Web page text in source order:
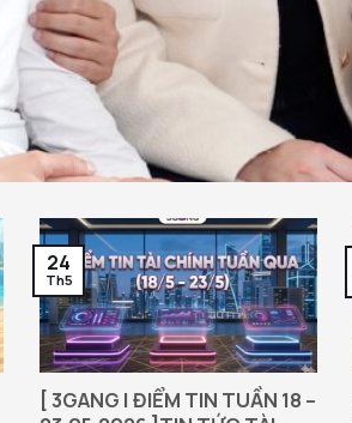
[ 3GANG | ĐIỂM TIN TUẦN 18 –
24
Th5